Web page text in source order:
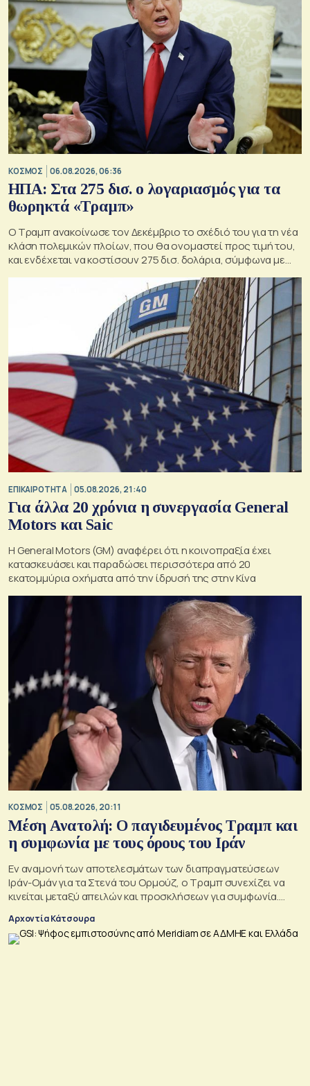
ΚΟΣΜΟΣ 06.08.2026, 06:36
ΗΠΑ: Στα 275 δισ. ο λογαριασμός για τα
θωρηκτά «Τραμπ»
Ο Τραμπ ανακοίνωσε τον Δεκέμβριο το σχέδιό του για τη νέα
κλάση πολεμικών πλοίων, που θα ονομαστεί προς τιμή του,
και ενδέχεται να κοστίσουν 275 δισ. δολάρια, σύμφωνα με
ΕΠΙΚΑΙΡΟΤΗΤΑ 05.08.2026, 21:40
Για άλλα 20 χρόνια η συνεργασία General
Motors και Saic
Η General Motors (GM) αναφέρει ότι η κοινοπραξία έχει
κατασκευάσει και παραδώσει περισσότερα από 20
εκατομμύρια οχήματα από την ίδρυσή της στην Κίνα
ΚΟΣΜΟΣ 05.08.2026, 20:11
Μέση Ανατολή: Ο παγιδευμένος Τραμπ και
η συμφωνία με τους όρους του Ιράν
Εν αναμονή των αποτελεσμάτων των διαπραγματεύσεων
Ιράν-Ομάν για τα Στενά του Ορμούζ, ο Τραμπ συνεχίζει να
κινείται μεταξύ απειλών και προσκλήσεων για συμφωνία.
Μουσκάτ και Τεχεράνη.
Αρχοντία Κάτσουρα